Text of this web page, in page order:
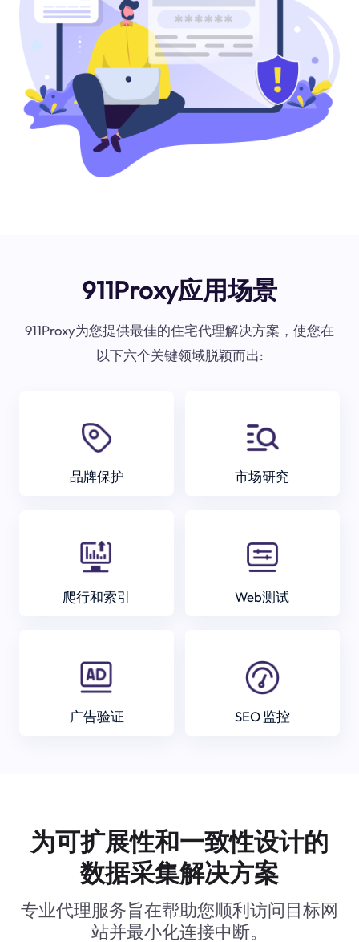
911Proxy应用场景
911Proxy为您提供最佳的住宅代理解决方案，使您在
以下六个关键领域脱颖而出:
品牌保护 市场研究
爬行和索引 Web测试
广告验证 SEO 监控
为可扩展性和一致性设计的
数据采集解决方案
专业代理服务旨在帮助您顺利访问目标网
站并最小化连接中断。